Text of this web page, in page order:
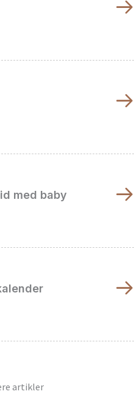
med baby
artikler